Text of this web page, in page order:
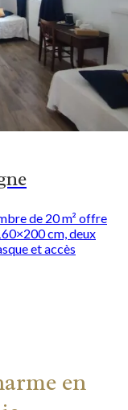
de 20 m² offre
cm, deux
et accès
en